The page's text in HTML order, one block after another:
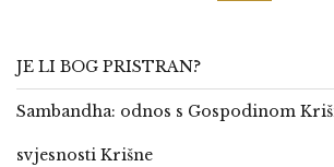
JE LI BOG PRISTRAN?
Sambandha: odnos s Gospodinom
svjesnosti Krišne